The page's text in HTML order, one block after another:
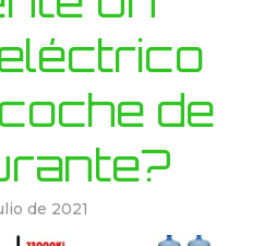
de
de 2021